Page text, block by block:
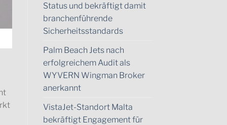
Status und bekräftigt damit
branchenführende
Sicherheitsstandards
Palm Beach Jets nach
erfolgreichem Audit als
WYVERN Wingman Broker
anerkannt
VistaJet-Standort Malta
bekräftigt Engagement für